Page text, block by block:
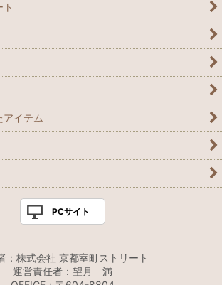
アイテム
PCサイト
：株式会社 京都室町ストリート
運営責任者：望月 満